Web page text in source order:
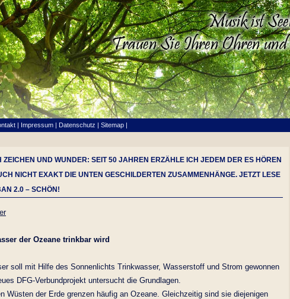
| Impressum | Datenschutz | Sitemap |
ZEICHEN UND WUNDER: SEIT 50 JAHREN ERZÄHLE ICH JEDEM DER ES HÖREN
NICHT EXAKT DIE UNTEN GESCHILDERTEN ZUSAMMENHÄNGE. JETZT LESE
2.0 – SCHÖN!
der Ozeane trinkbar wird
soll mit Hilfe des Sonnenlichts Trinkwasser, Wasserstoff und Strom gewonnen
DFG-Verbundprojekt untersucht die Grundlagen.
Wüsten der Erde grenzen häufig an Ozeane. Gleichzeitig sind sie diejenigen